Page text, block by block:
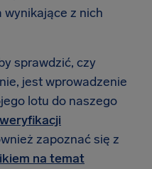
z nich
sprawdzić, czy
jest wprowadzenie
lotu do naszego
zapoznać się z
na temat